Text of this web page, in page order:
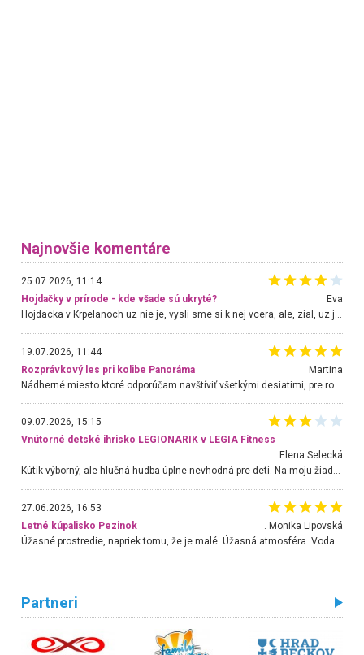
Najnovšie komentáre
25.07.2026, 11:14
Hojdačky v prírode - kde všade sú ukryté?
Eva
Hojdacka v Krpelanoch uz nie je, vysli sme si k nej vcera, ale, zial, uz je znicena. Ak sem planujete cestu len kvoli hojdacke, mozete si ju usetrit. Krasny vyhlad je tu vsak aj bez hojdacky :-)
19.07.2026, 11:44
Rozprávkový les pri kolibe Panoráma
Martina
Nádherné miesto ktoré odporúčam navštíviť všetkými desiatimi, pre rodiny s deťmi, dôchodcom... Proste a jednoducho ozaj rozprávkový les.. určite ešte prídeme. Odniesli sme si na pamiatku krásne tričká,
09.07.2026, 15:15
Vnútorné detské ihrisko LEGIONARIK v LEGIA Fitness
Elena Selecká
Kútik výborný, ale hlučná hudba úplne nevhodná pre deti. Na moju žiadosť o aspoň sušenie nereagovali.
27.06.2026, 16:53
Letné kúpalisko Pezinok
. Monika Lipovská
Úžasné prostredie, napriek tomu, že je malé. Úžasná atmosféra. Voda fantastická a nádherná. Ľudí je pomerne veľa, ale su mili a ohľaduplní. Je veľmi zaujímavé sledovať, ako dokážu spolu športovať cudzí ľudia a bez ohľadu na vek. Vládne tu pohoda. Vnuka neviem dostať z vody. Ďakujem za krásny deň . Urcite sa sem vrátim. Jediný problém je s parkovaním, ale aj ten sa mi podarilo vyriešiť. Monika Bratislava
Partneri